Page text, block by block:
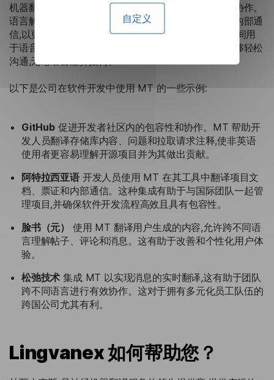
自定义
机器翻译增强了全球团队内的多语言沟通,实现了无缝协作。
语言解决方案用于企业环境,以翻译电子邮件、报告和内部通
信,以更好地进行团队合作。例如,在通话或视频会议期间用
于语音识别和实时翻译的 Lingvanex 工具使参与者能够轻松
沟通,无论语言差异如何。
以下是公司在软件开发中使用 MT 的一些示例:
GitHub促进开发者社区内的包容性和协作。MT 帮助开
发人员翻译存储库内容、问题和拉取请求注释,使非英语
使用者更容易理解开源项目并为其做出贡献。
阿特拉西亚语开发人员使用 MT 在其工具中翻译项目文
档、票证和内部通信。这种集成有助于与国际团队一起管
理项目,并确保软件开发流程高效且具有包容性。
脸书（元）
使用 MT 翻译用户生成的内容,允许跨不同语
言理解帖子、评论和消息。这有助于改善和个性化用户体
验。
松弛技术 集成 MT 以实现消息的实时翻译,这有助于团队
跨不同语言进行有效协作。这对于拥有多元化员工队伍的
跨国公司尤其有利。
Lingvanex 如何帮助您？